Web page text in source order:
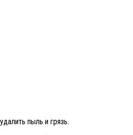
пыль и грязь.